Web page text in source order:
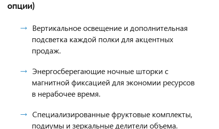
опции)
Вертикальное освещение и дополнительная
подсветка каждой полки для акцентных
продаж.
Энергосберегающие ночные шторки с
магнитной фиксацией для экономии ресурсов
в нерабочее время.
Специализированные фруктовые комплекты,
подиумы и зеркальные делители объема.